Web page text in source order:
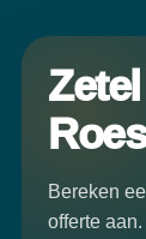
Bereken
offerte